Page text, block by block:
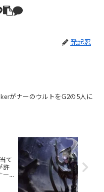
発起忍
がナーのウルトをG2の5人に
て
許
ー